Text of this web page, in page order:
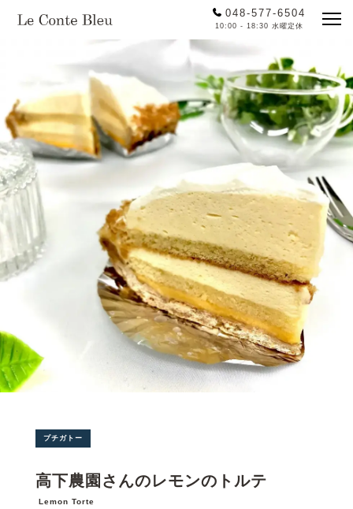
048-577-6504
10:00 - 18:30 水曜定休
プチガトー
高下農園さんのレモンのトルテ
Lemon Torte